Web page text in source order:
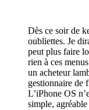
Dès ce soir de
oubliettes. Je
peut plus faire
rien à ces
un acheteur
gestionnaire de
L’iPhone OS
simple,